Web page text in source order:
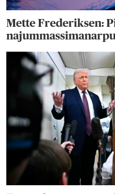
Mette Frederiksen: